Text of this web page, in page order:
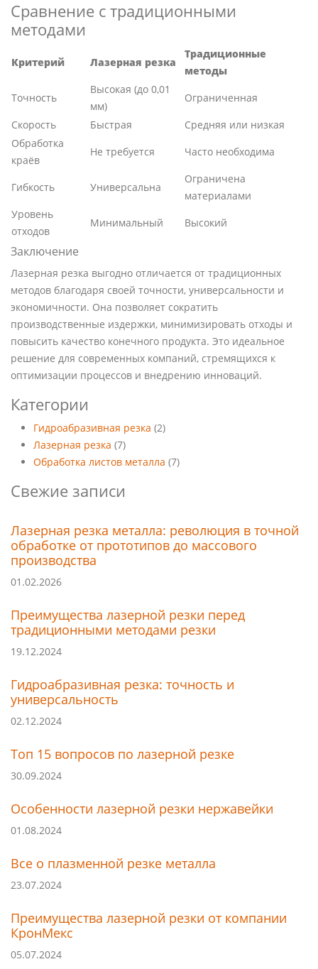
Сравнение с традиционными
методами
Критерий Лазерная резка
Традиционные
методы
Точность
Высокая (до 0,01
мм)
Ограниченная
Скорость
Быстрая
Средняя или низкая
Обработка
краёв
Не требуется Часто необходима
Гибкость Универсальна
Ограничена
материалами
Уровень
отходов
Минимальный Высокий
Заключение
Лазерная резка выгодно отличается от традиционных
методов благодаря своей точности, универсальности и
экономичности. Она позволяет сократить
производственные издержки, минимизировать отходы и
повысить качество конечного продукта. Это идеальное
решение для современных компаний, стремящихся к
оптимизации процессов и внедрению инноваций.
Категории
Гидроабразивная резка (2)
Лазерная резка (7)
Обработка листов металла (7)
Свежие записи
Лазерная резка металла: революция в точной
обработке от прототипов до массового
производства
01.02.2026
Преимущества лазерной резки перед
традиционными методами резки
19.12.2024
Гидроабразивная резка: точность и
универсальность
02.12.2024
Топ 15 вопросов по лазерной резке
30.09.2024
Особенности лазерной резки нержавейки
01.08.2024
Все о плазменной резке металла
23.07.2024
Преимущества лазерной резки от компании
КронМекс
05.07.2024